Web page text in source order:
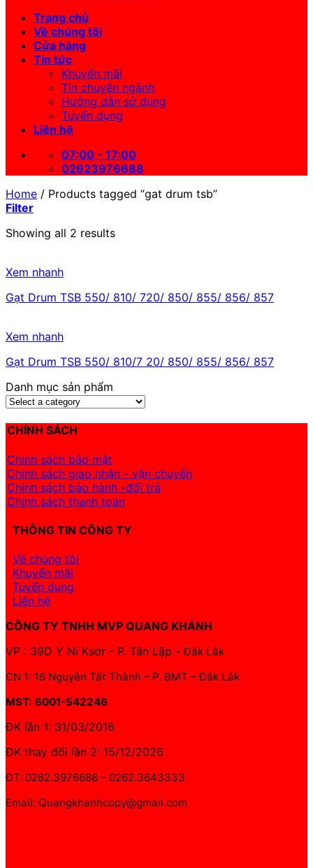
Trang chủ
Về chúng tôi
Cửa hàng
Tin tức
Khuyến mãi
Tin chuyên ngành
Hướng dẫn sử dụng
Tuyển dụng
Liên hệ
07:00 - 17:00
02623976688
Home / Products tagged “gat drum tsb”
Filter
Showing all 2 results
Xem nhanh
Gạt Drum TSB 550/ 810/ 720/ 850/ 855/ 856/ 857
Xem nhanh
Gạt Drum TSB 550/ 810/7 20/ 850/ 855/ 856/ 857
Danh mục sản phẩm
CHÍNH SÁCH
Chính sách bảo mật
Chính sách giao nhận - vận chuyển
Chính sách bảo hành -đổi trả
Chính sách thanh toán
THÔNG TIN CÔNG TY
Về chúng tôi
Khuyến mãi
Tuyển dụng
Liên hệ
CÔNG TY TNHH MVP QUANG KHÁNH
VP : 39D Y Ni Ksơr - P. Tân Lập -Đắk Lắk
CN 1: 16 Nguyễn Tất Thành – P. BMT – Đắk Lắk
MST: 6001-542246
ĐK lần 1: 31/03/2016
ĐK thay đổi lần 2: 15/12/2026
ĐT: 0262.3976688 – 0262.3643333
Email: Quangkhanhcopy@gmail.com